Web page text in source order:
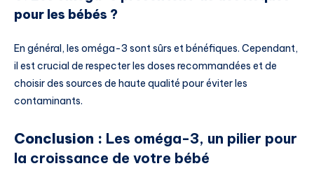
pour les bébés ?
En général, les oméga-3 sont sûrs et bénéfiques. Cependant,
il est crucial de respecter les doses recommandées et de
choisir des sources de haute qualité pour éviter les
contaminants.
Conclusion : Les oméga-3, un pilier pour
la croissance de votre bébé